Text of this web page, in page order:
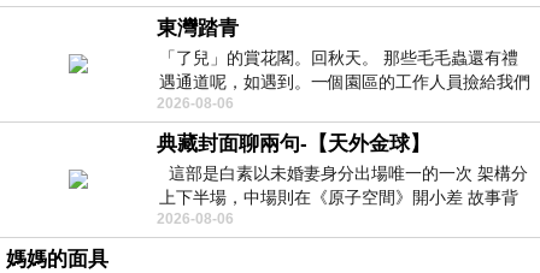
東灣踏青
「了兒」的賞花閣。回秋天。 那些毛毛蟲還有禮
遇通道呢，如遇到。一個園區的工作人員撿給我們
細賞。
2026-08-06
典藏封面聊兩句-【天外金球】
這部是白素以未婚妻身分出場唯一的一次 架構分
上下半場，中場則在《原子空間》開小差 故事背
景影射西藏境外流亡 地下組織
2026-08-06
媽媽的面具